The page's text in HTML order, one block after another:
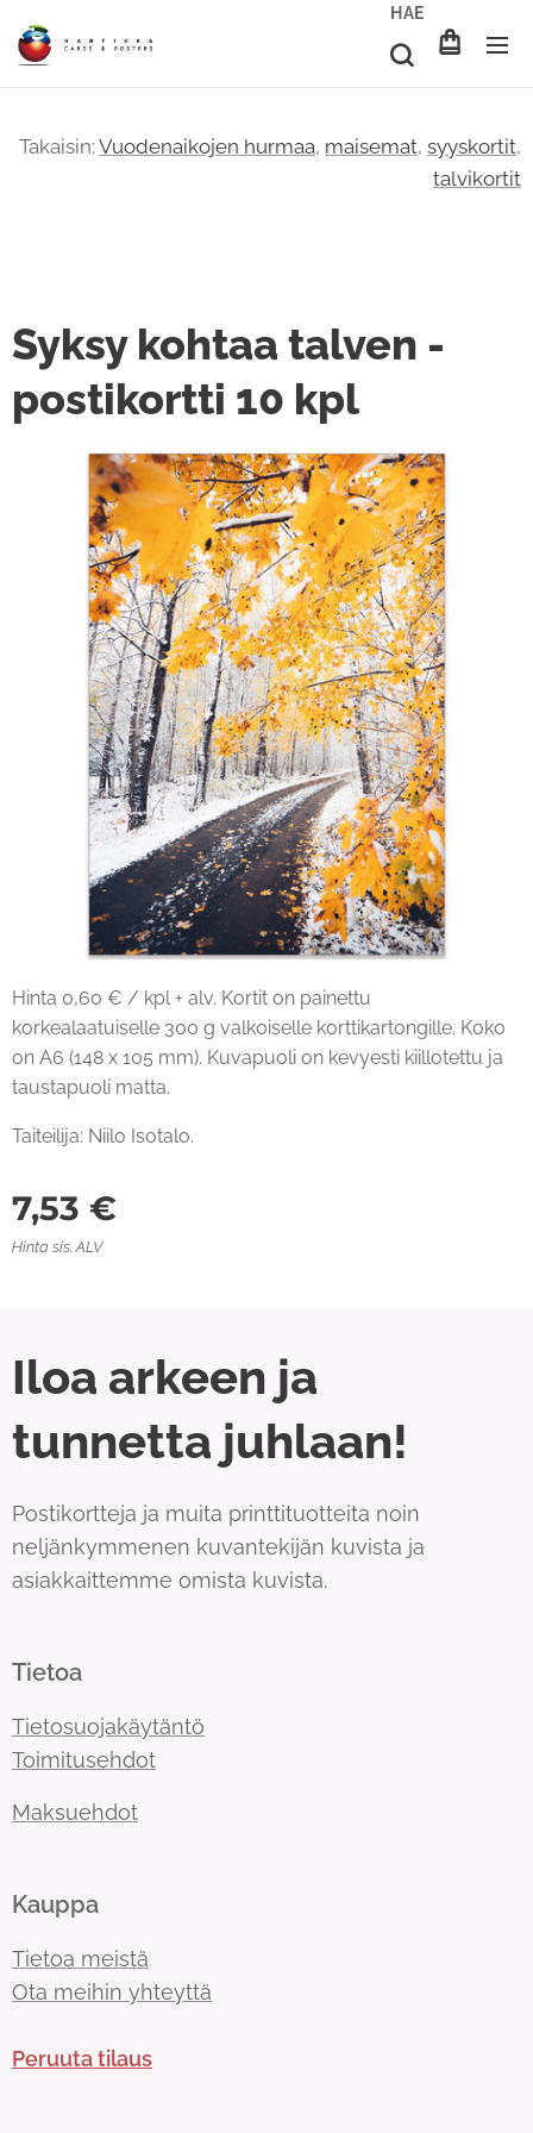
HAE
Takaisin: Vuodenaikojen hurmaa, maisemat, syyskortit,
talvikortit
Syksy kohtaa talven -
postikortti 10 kpl
Hinta 0,60 € / kpl + alv. Kortit on painettu
korkealaatuiselle 300 g valkoiselle korttikartongille. Koko
on A6 (148 x 105 mm). Kuvapuoli on kevyesti kiillotettu ja
taustapuoli matta.
Taiteilija: Niilo Isotalo.
7,53 €
Hinta sis. ALV
Iloa arkeen ja
tunnetta juhlaan!
Postikortteja ja muita printtituotteita noin
neljänkymmenen kuvantekijän kuvista ja
asiakkaittemme omista kuvista.
Tietoa
Tietosuojakäytäntö
Toimitusehdot
Maksuehdot
Kauppa
Tietoa meistä
Ota meihin yhteyttä
Peruuta tilaus